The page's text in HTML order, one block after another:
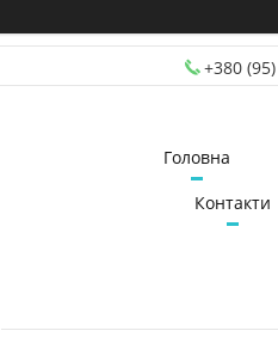
+380
Головна
Контакти